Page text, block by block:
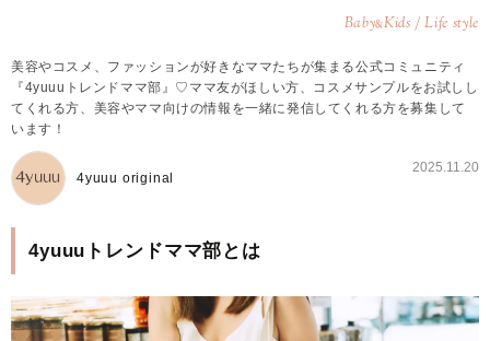
Baby&Kids / Life style
美容やコスメ、ファッションが好きなママたちが集まる公式コミュニティ
『4yuuuトレンドママ部』♡ママ友がほしい方、コスメサンプルをお試しし
てくれる方、美容やママ向けの情報を一緒に発信してくれる方を募集して
います！
4yuuu original
2025.11.20
4yuuuトレンドママ部とは